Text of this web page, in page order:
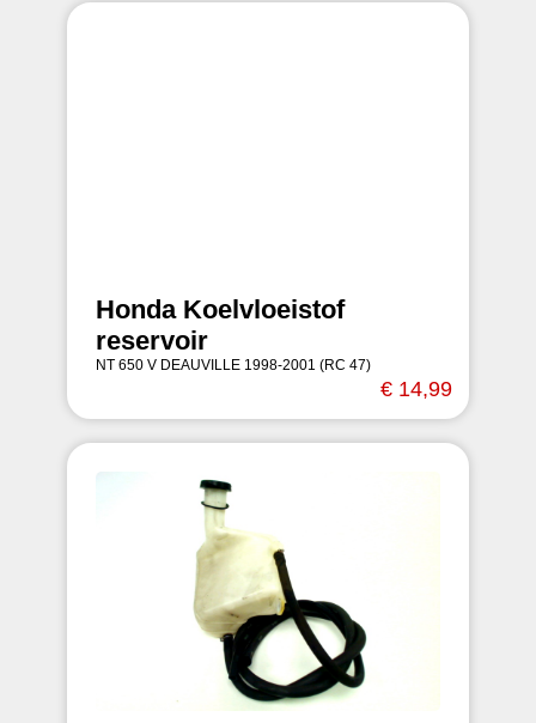
Honda Koelvloeistof
reservoir
NT 650 V DEAUVILLE 1998-2001 (RC 47)
€ 14,99